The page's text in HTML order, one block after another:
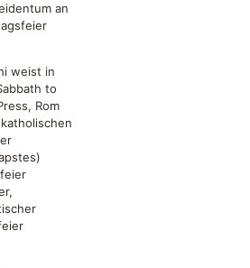
an
weist in
to
Rom